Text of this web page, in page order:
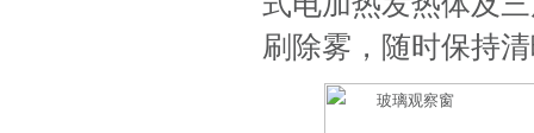
刷除雾，随时保持